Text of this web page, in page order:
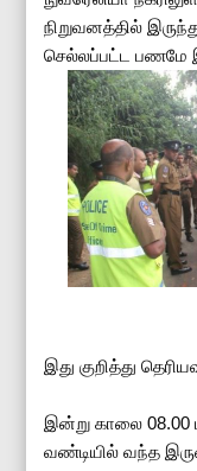
நிறுவனத்தில்
செல்லப்பட்ட பணமே
இது குறித்து
இன்று காலை 08.00
வண்டியில் வந்த